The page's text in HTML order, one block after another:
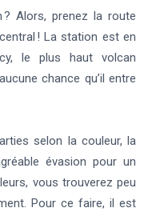
Alors, prenez la route
! La station est en
le plus haut volcan
chance qu’il entre
selon la couleur, la
évasion pour un
vous trouverez peu
Pour ce faire, il est